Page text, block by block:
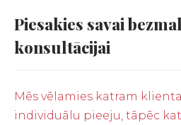
Piesakies savai
konsultācijai
Mēs vēlamies katram
individuālu pieeju, tāpēc